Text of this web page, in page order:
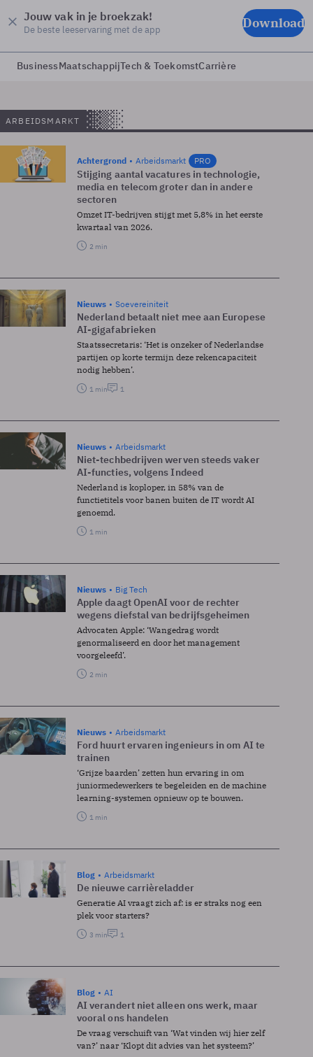
Jouw vak in je broekzak!
De beste leeservaring met de app Download
BusinessMaatschappijTech & ToekomstCarrière
ARBEIDSMARKT
Achtergrond Arbeidsmarkt PRO
Stijging aantal vacatures in technologie,
media en telecom groter dan in andere
sectoren
Omzet IT-bedrijven stijgt met 5,8% in het eerste
kwartaal van 2026.
2 min
Nieuws Soevereiniteit
Nederland betaalt niet mee aan Europese
AI-gigafabrieken
Staatssecretaris: ‘Het is onzeker of Nederlandse
partijen op korte termijn deze rekencapaciteit
nodig hebben’.
1 min 1
Nieuws Arbeidsmarkt
Niet-techbedrijven werven steeds vaker
AI-functies, volgens Indeed
Nederland is koploper, in 58% van de
functietitels voor banen buiten de IT wordt AI
genoemd.
1 min
Nieuws Big Tech
Apple daagt OpenAI voor de rechter
wegens diefstal van bedrijfsgeheimen
Advocaten Apple: ‘Wangedrag wordt
genormaliseerd en door het management
voorgeleefd’.
2 min
Nieuws Arbeidsmarkt
Ford huurt ervaren ingenieurs in om AI te
trainen
‘Grijze baarden’ zetten hun ervaring in om
juniormedewerkers te begeleiden en de machine
learning-systemen opnieuw op te bouwen.
1 min
Blog Arbeidsmarkt
De nieuwe carrièreladder
Generatie AI vraagt zich af: is er straks nog een
plek voor starters?
3 min 1
Blog AI
AI verandert niet alleen ons werk, maar
vooral ons handelen
De vraag verschuift van ‘Wat vinden wij hier zelf
van?’ naar ‘Klopt dit advies van het systeem?’